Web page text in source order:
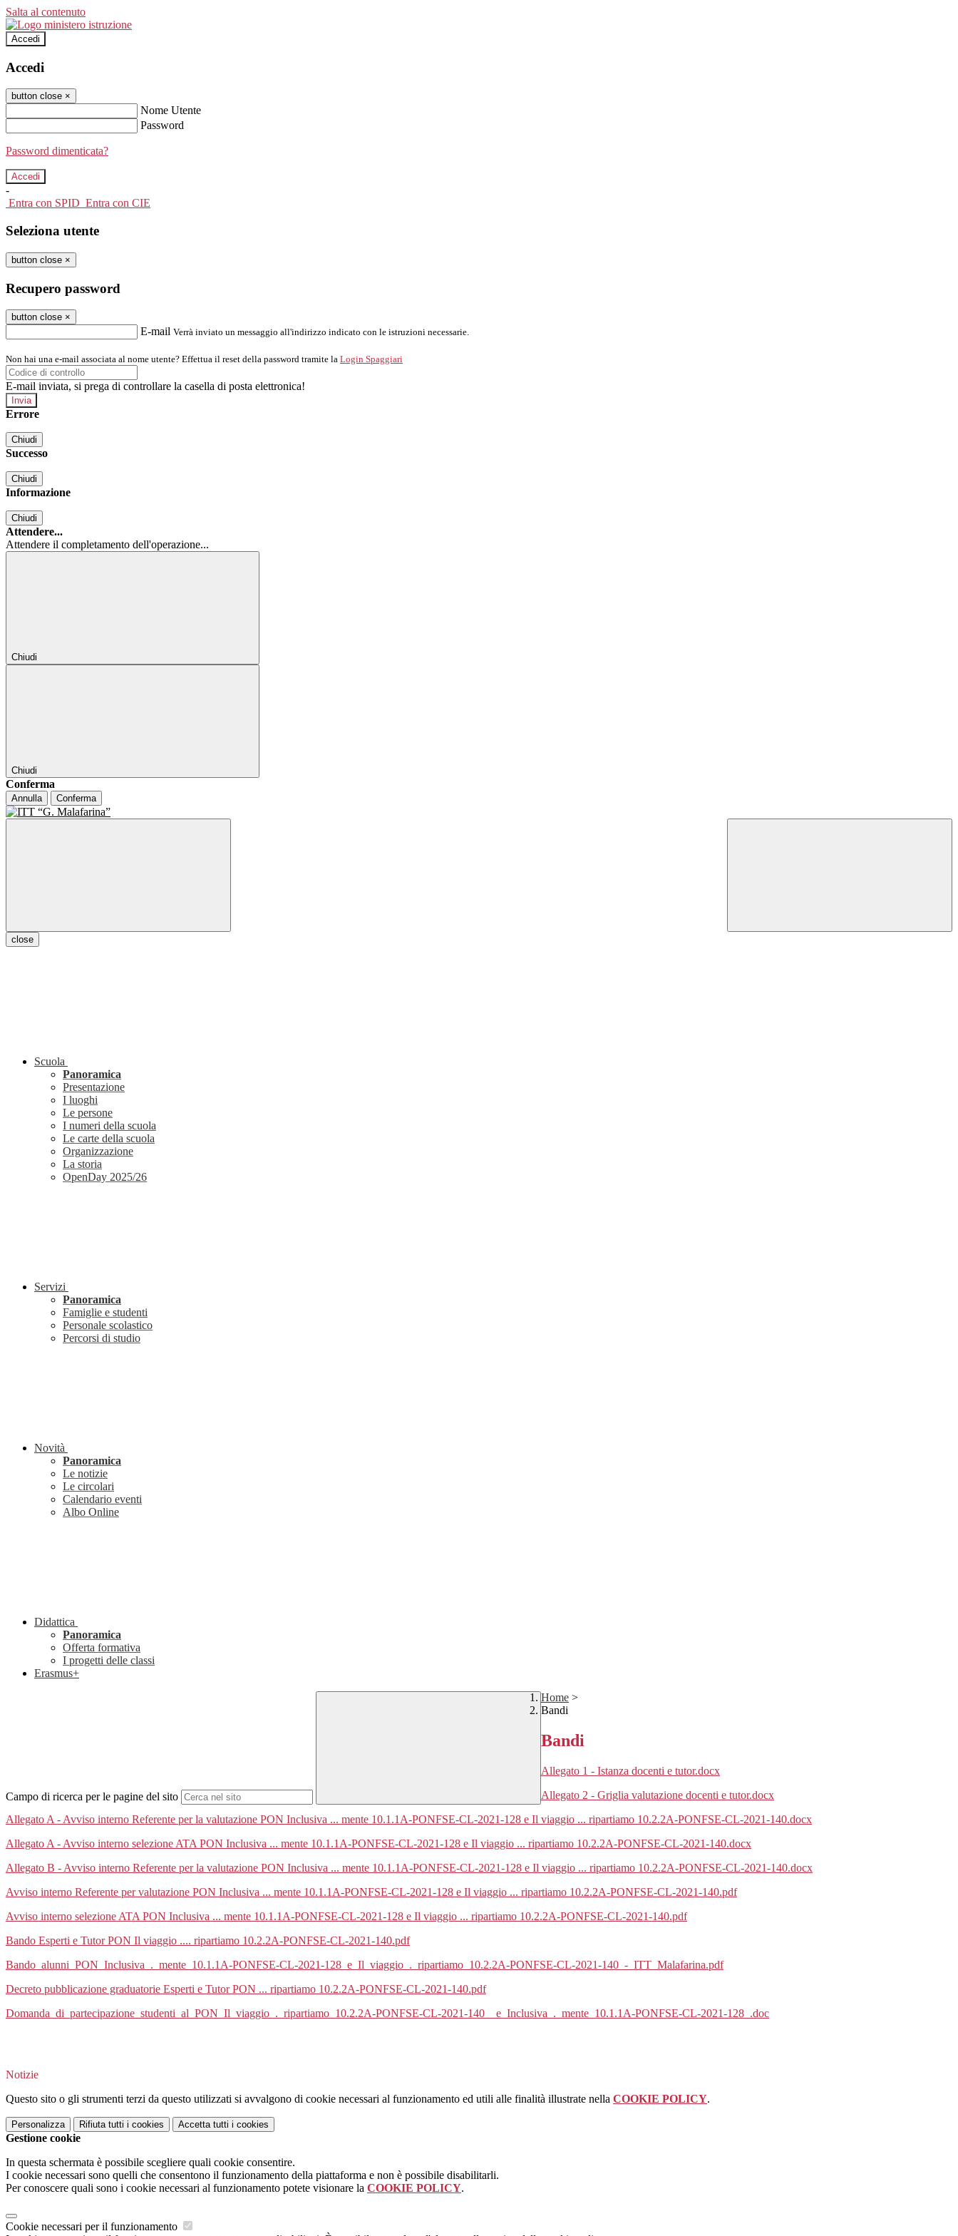
Salta al contenuto
Accedi
Accedi
button close ×
Nome Utente
Password
Password dimenticata?
-
Entra con SPID Entra con CIE
Seleziona utente
button close ×
Recupero password
button close ×
E-mail Verrà inviato un messaggio all'indirizzo indicato con le istruzioni necessarie.
Non hai una e-mail associata al nome utente? Effettua il reset della password tramite la Login Spaggiari
E-mail inviata, si prega di controllare la casella di posta elettronica!
Errore
Chiudi
Successo
Chiudi
Informazione
Chiudi
Attendere...
Attendere il completamento dell'operazione...
Chiudi
Chiudi
Conferma
Annulla Conferma
close
Scuola
Panoramica
Presentazione
I luoghi
Le persone
I numeri della scuola
Le carte della scuola
Organizzazione
La storia
OpenDay 2025/26
Servizi
Panoramica
Famiglie e studenti
Personale scolastico
Percorsi di studio
Novità
Panoramica
Le notizie
Le circolari
Calendario eventi
Albo Online
Didattica
Panoramica
Offerta formativa
I progetti delle classi
Erasmus+
Campo di ricerca per le pagine del sito
Home >
Bandi
Bandi
Allegato 1 - Istanza docenti e tutor.docx
Allegato 2 - Griglia valutazione docenti e tutor.docx
Allegato A - Avviso interno Referente per la valutazione PON Inclusiva ... mente 10.1.1A-PONFSE-CL-2021-128 e Il viaggio ... ripartiamo 10.2.2A-PONFSE-CL-2021-140.docx
Allegato A - Avviso interno selezione ATA PON Inclusiva ... mente 10.1.1A-PONFSE-CL-2021-128 e Il viaggio ... ripartiamo 10.2.2A-PONFSE-CL-2021-140.docx
Allegato B - Avviso interno Referente per la valutazione PON Inclusiva ... mente 10.1.1A-PONFSE-CL-2021-128 e Il viaggio ... ripartiamo 10.2.2A-PONFSE-CL-2021-140.docx
Avviso interno Referente per valutazione PON Inclusiva ... mente 10.1.1A-PONFSE-CL-2021-128 e Il viaggio ... ripartiamo 10.2.2A-PONFSE-CL-2021-140.pdf
Avviso interno selezione ATA PON Inclusiva ... mente 10.1.1A-PONFSE-CL-2021-128 e Il viaggio ... ripartiamo 10.2.2A-PONFSE-CL-2021-140.pdf
Bando Esperti e Tutor PON Il viaggio .... ripartiamo 10.2.2A-PONFSE-CL-2021-140.pdf
Bando_alunni_PON_Inclusiva_._mente_10.1.1A-PONFSE-CL-2021-128_e_Il_viaggio_._ripartiamo_10.2.2A-PONFSE-CL-2021-140_-_ITT_Malafarina.pdf
Decreto pubblicazione graduatorie Esperti e Tutor PON ... ripartiamo 10.2.2A-PONFSE-CL-2021-140.pdf
Domanda_di_partecipazione_studenti_al_PON_Il_viaggio_._ripartiamo_10.2.2A-PONFSE-CL-2021-140__e_Inclusiva_._mente_10.1.1A-PONFSE-CL-2021-128_.doc
Notizie
Questo sito o gli strumenti terzi da questo utilizzati si avvalgono di cookie necessari al funzionamento ed utili alle finalità illustrate nella COOKIE POLICY.
Personalizza Rifiuta tutti i cookies Accetta tutti i cookies
Gestione cookie
In questa schermata è possibile scegliere quali cookie consentire.
I cookie necessari sono quelli che consentono il funzionamento della piattaforma e non è possibile disabilitarli.
Per conoscere quali sono i cookie necessari al funzionamento potete visionare la COOKIE POLICY.
Cookie necessari per il funzionamento